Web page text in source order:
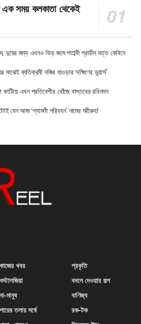
এক সময় কলকাতা থেকেই
দুয়ের জন্য এখনও ভিড় জমে শতাব্দী প্রাচীন দত্ত কেবিনে
মাঝেই ব্যতিক্রমী নজির হাওড়ার ‘দক্ষিণের ডুয়ার্স’
কাটিয়ে এখন প্রতিবেশীর খোঁজে বাস্তবের রবিনসন
যেন আজ ‘শ্যামলী পরিবহন’ নামের মহীরুহ!
কাজের খবর
নস্টালজিয়া
না-মানুষ
পায়ের তলায় সর্ষে
প্রকৃতি
বদলে দেওয়ার গল্প
বাণিজ্য
রক-টক